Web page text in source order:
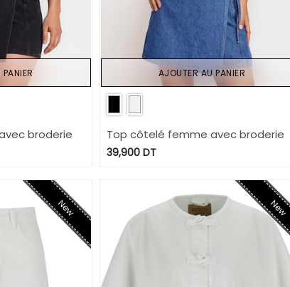
broderie Top côtelé femme avec broderie
39,900DT
AJOUTER AU PANIER
New New